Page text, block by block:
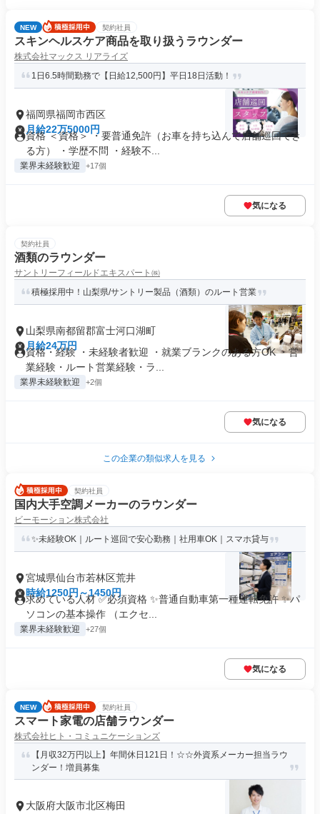
NEW 契約社員
スキンヘルスケア商品を取り扱うラウンダー
株式会社マックス リアライズ
1日6.5時間勤務で【日給12,500円】平日18日活動！
福岡県福岡市西区
月給22万5000円
資格 ＜資格＞ ・要普通免許（お車を持ち込んで店舗巡回でき
る方） ・学歴不問 ・経験不...
業界未経験歓迎 +17個
気になる
契約社員
酒類のラウンダー
サントリーフィールドエキスパート㈱
積極採用中！山梨県/サントリー製品（酒類）のルート営業
山梨県南都留郡富士河口湖町
月給24万円
資格・経験 ・未経験者歓迎 ・就業ブランクのある方OK ・営
業経験・ルート営業経験・ラ...
業界未経験歓迎 +2個
気になる
この企業の類似求人を見る
契約社員
国内大手空調メーカーのラウンダー
ビーモーション株式会社
✨未経験OK｜ルート巡回で安心勤務｜社用車OK｜スマホ貸与
宮城県仙台市若林区荒井
時給1250円～1450円
求めている人材 ✅必須資格 ✨普通自動車第一種運転免許 ✨パ
ソコンの基本操作 （エクセ...
業界未経験歓迎 +27個
気になる
NEW 契約社員
スマート家電の店舗ラウンダー
株式会社ヒト・コミュニケーションズ
【月収32万円以上】年間休日121日！☆☆外資系メーカー担当ラウ
ンダー！増員募集
大阪府大阪市北区梅田